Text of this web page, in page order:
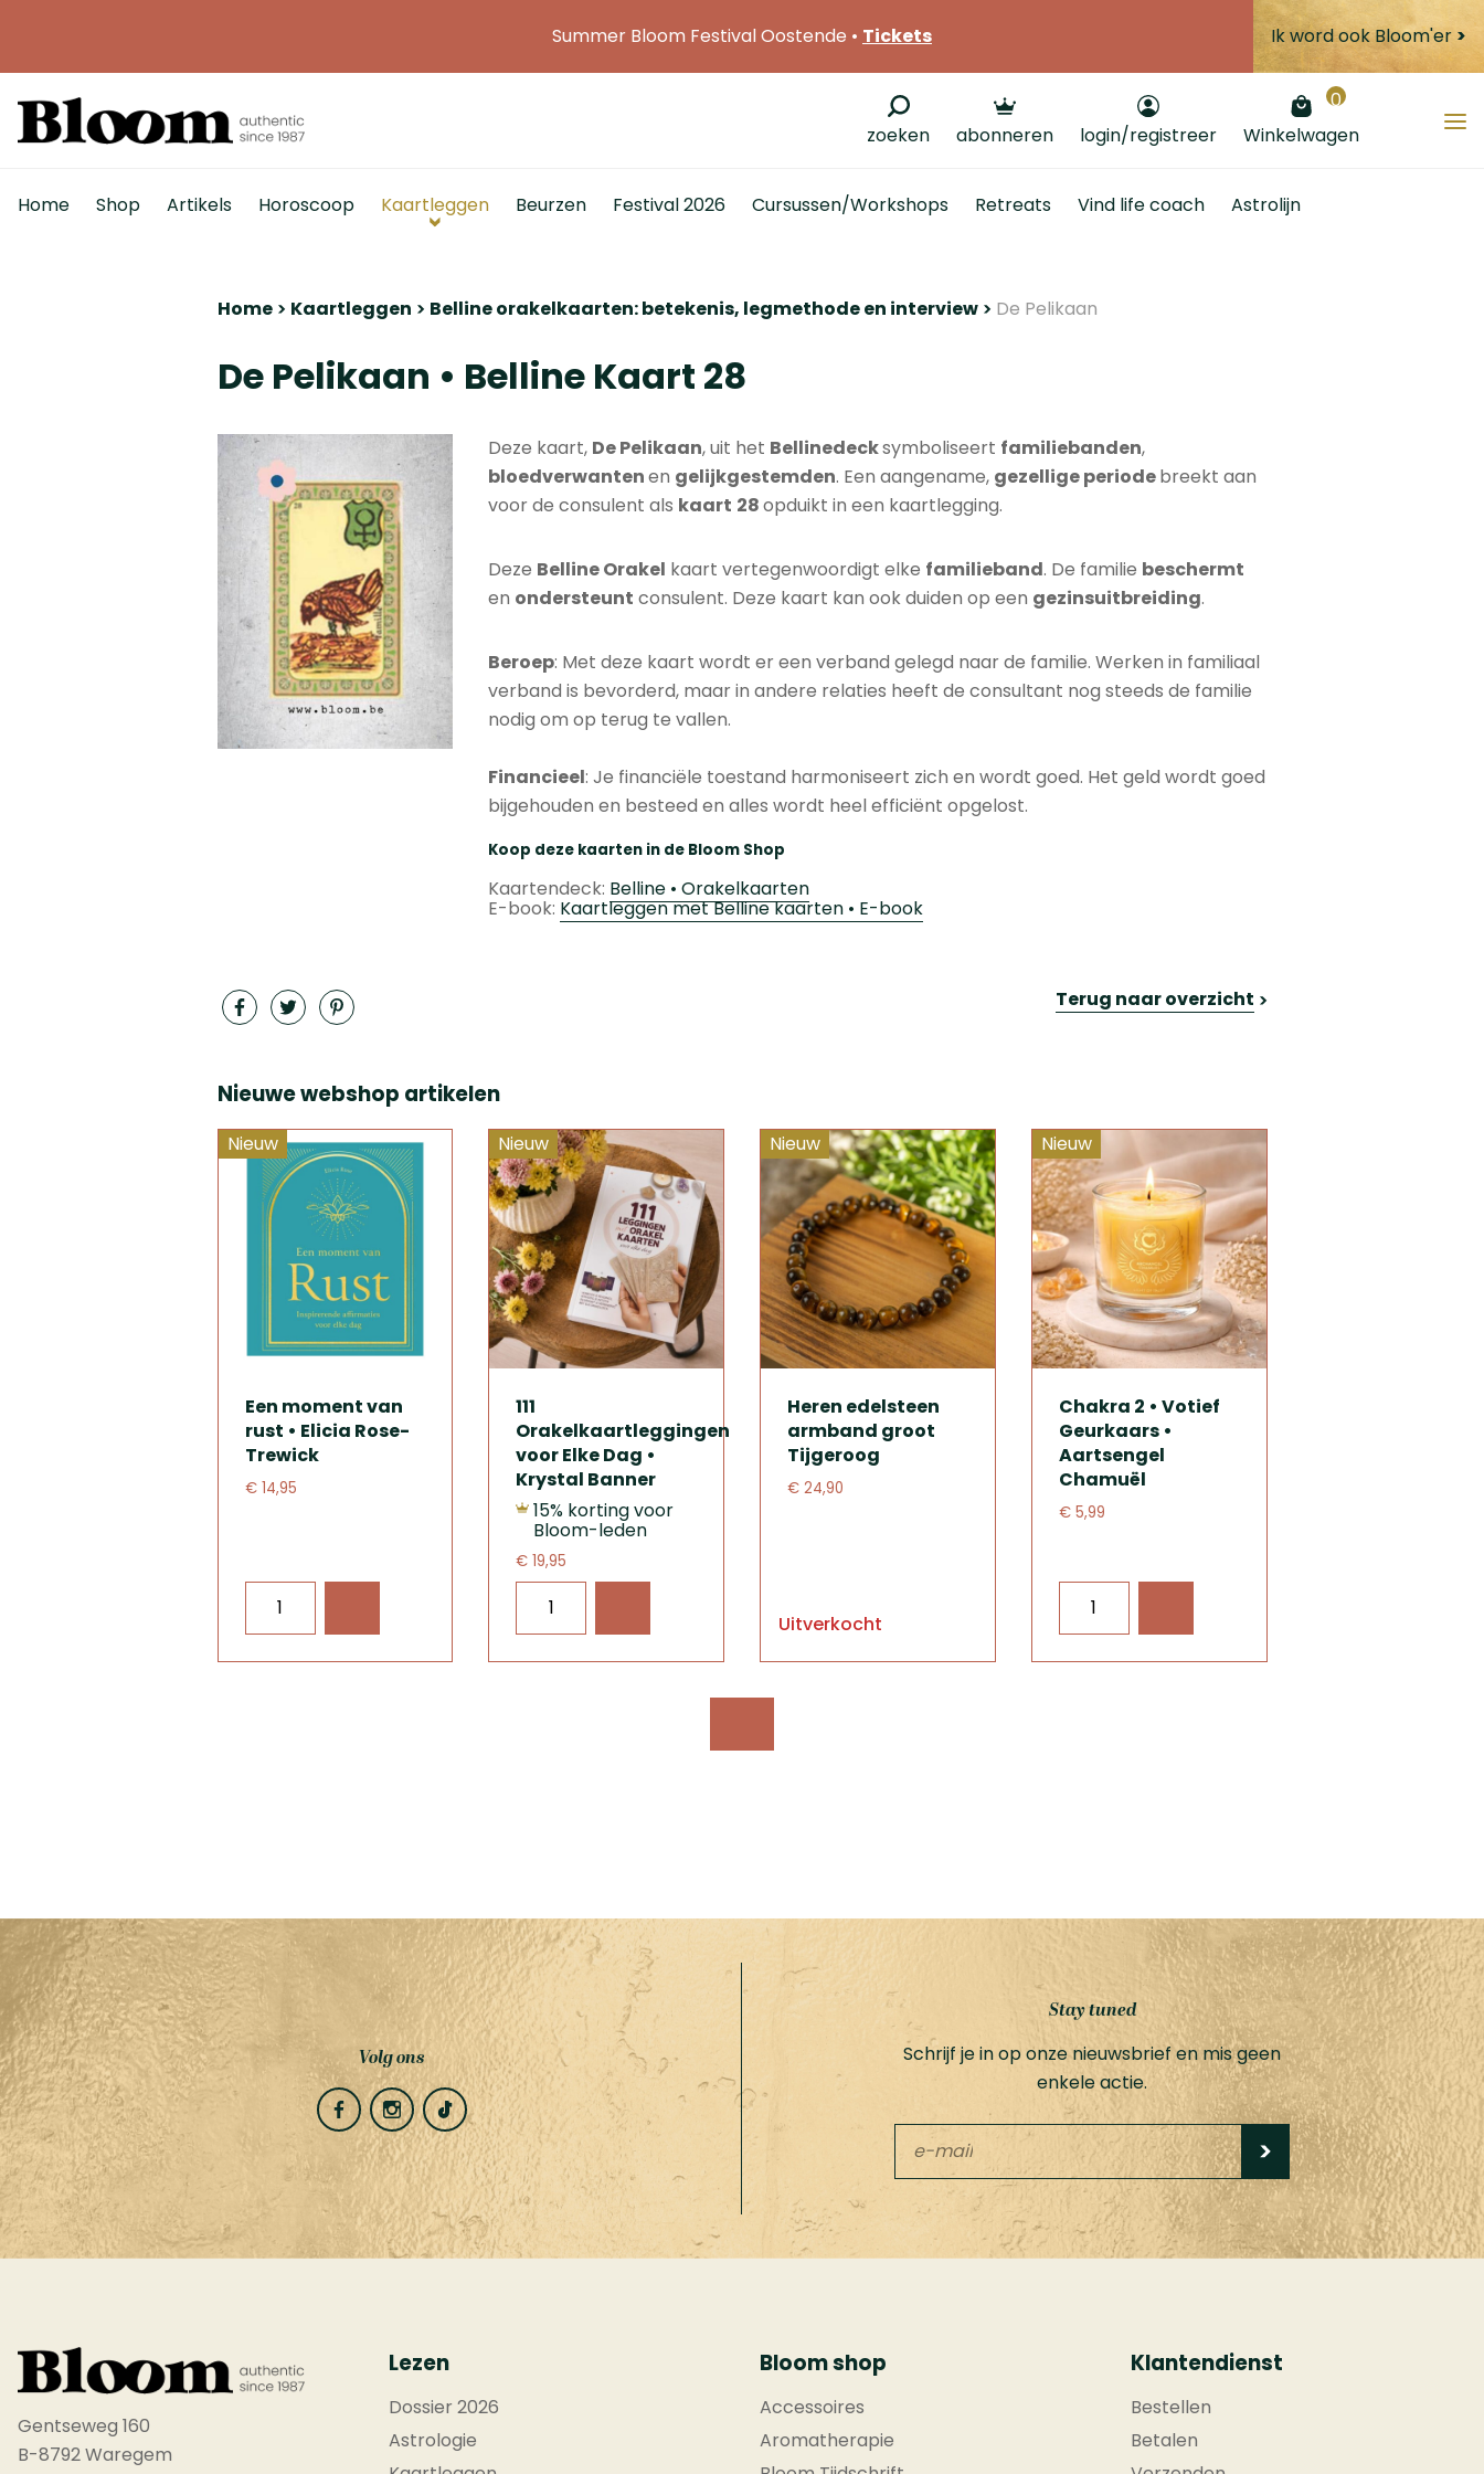
Summer Bloom Festival Oostende • Tickets Ik word ook Bloom'er >
zoeken abonneren login/registreer Winkelwagen
0
Home Shop Artikels Horoscoop Kaartleggen Beurzen Festival 2026 Cursussen/Workshops Retreats Vind life coach Astrolijn
Home Kaartleggen Belline orakelkaarten: betekenis, legmethode en interview De Pelikaan
De Pelikaan • Belline Kaart 28
Deze kaart, DePelikaan, uit het Bellinedecksymboliseert familiebanden,
bloedverwantenen gelijkgestemden. Een aangename, gezelligeperiodebreekt aan
voor de consulent als kaart 28opduikt in een kaartlegging.
Deze BellineOrakel kaart vertegenwoordigt elke familieband. De familie beschermt
en ondersteunt consulent. Deze kaart kan ook duiden op een gezinsuitbreiding.
Beroep: Met deze kaart wordt er een verband gelegd naar de familie. Werken in familiaal
verband is bevorderd, maar in andere relaties heeft de consultant nog steeds de familie
nodig om op terug te vallen.
Financieel: Je financiële toestand harmoniseert zich en wordt goed. Het geld wordt goed
bijgehouden en besteed en alles wordt heel efficiënt opgelost.
Koop deze kaarten in de Bloom Shop
Kaartendeck: Belline • Orakelkaarten
E-book: Kaartleggen met Belline kaarten • E-book
Terug naar overzicht
Nieuwe webshop artikelen
Nieuw
Een moment van
rust • Elicia Rose-
Trewick
€ 14,95
Nieuw
111
Orakelkaartleggingen
voor Elke Dag •
Krystal Banner
15% korting voor
Bloom-leden
€ 19,95
Nieuw
Heren edelsteen
armband groot
Tijgeroog
€ 24,90
Uitverkocht
Nieuw
Chakra 2 • Votief
Geurkaars •
Aartsengel
Chamuël
€ 5,99
Volg ons
Stay tuned
Schrijf je in op onze nieuwsbrief en mis geen
enkele actie.
Leave
this
field
Gentseweg 160
B-8792 Waregem
Lezen
Dossier 2026
Astrologie
Bloom shop
Accessoires
Aromatherapie
Klantendienst
Bestellen
Betalen